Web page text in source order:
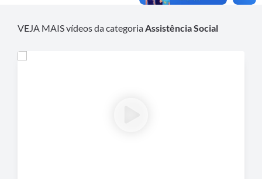
VEJA MAIS vídeos da categoria Assistência Social